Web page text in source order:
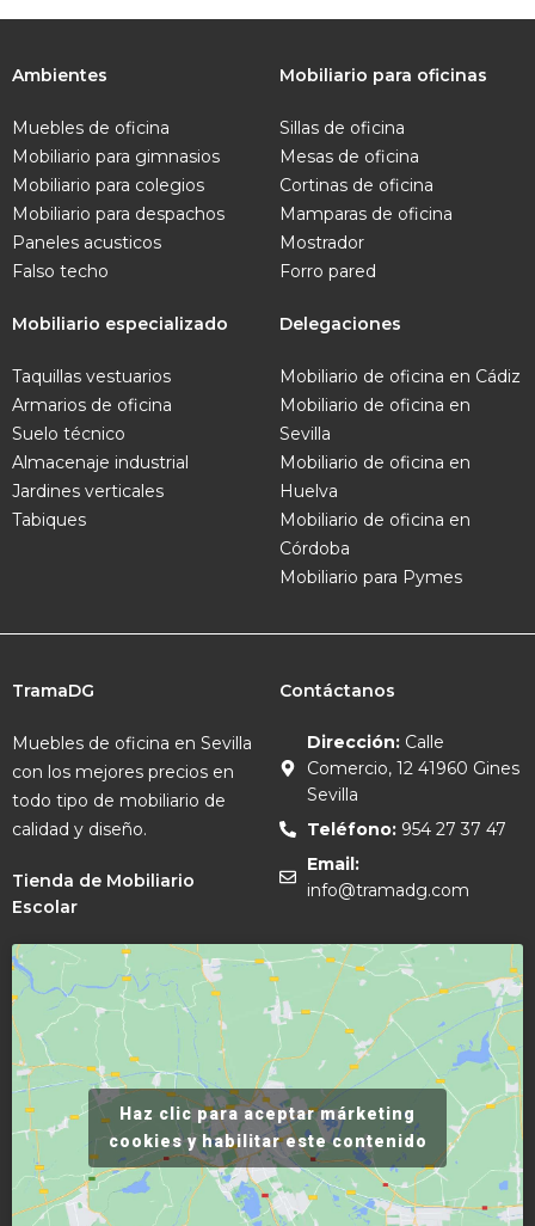
Ambientes
Muebles de oficina
Mobiliario para gimnasios
Mobiliario para colegios
Mobiliario para despachos
Paneles acusticos
Falso techo
Mobiliario para oficinas
Sillas de oficina
Mesas de oficina
Cortinas de oficina
Mamparas de oficina
Mostrador
Forro pared
Mobiliario especializado
Taquillas vestuarios
Armarios de oficina
Suelo técnico
Almacenaje industrial
Jardines verticales
Tabiques
Delegaciones
Mobiliario de oficina en Cádiz
Mobiliario de oficina en
Sevilla
Mobiliario de oficina en
Huelva
Mobiliario de oficina en
Córdoba
Mobiliario para Pymes
TramaDG
Muebles de oficina en Sevilla
con los mejores precios en
todo tipo de mobiliario de
calidad y diseño.
Tienda de Mobiliario
Escolar
Contáctanos
Dirección:Calle
Comercio, 12 41960 Gines
Sevilla
Teléfono:954 27 37 47
Email:
info@tramadg.com
Haz clic para aceptar márketing
cookies y habilitar este contenido